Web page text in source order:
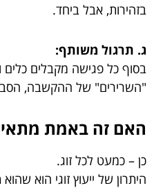
בזהירות, אבל ביחד.
ג. תרגול משותף:
בסוף כל פגישה מקבלים כלים
"השרירים" של ההקשבה,
האם זה באמת
כן – כמעט לכל זוג.
היתרון של ייעוץ זוגי הוא שהוא